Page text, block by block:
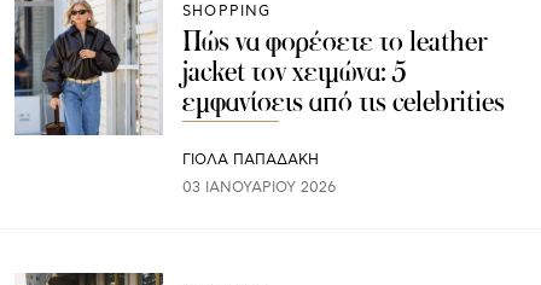
SHOPPING
Πώς να φορέσετε το leather
jacket τον χειμώνα: 5
εμφανίσεις από τις celebrities
ΓΙΌΛΑ ΠΑΠΑΔΆΚΗ
03 ΙΑΝΟΥΑΡΊΟΥ 2026